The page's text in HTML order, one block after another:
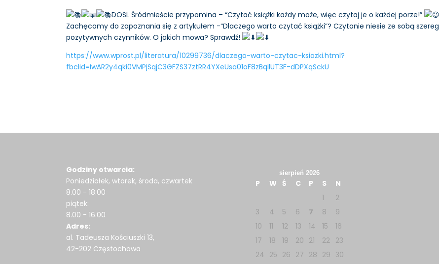
DOSL Śródmieście przypomina – “Czytać książki każdy może, więc czytaj je o każdej porze!”
Zachęcamy do zapoznania się z artykułem -“Dlaczego warto czytać książki”? Czytanie niesie ze sobą szereg
pozytywnych czynników. O jakich mowa? Sprawdź!
https://www.wprost.pl/literatura/10299736/dlaczego-warto-czytac-ksiazki.html?
fbclid=IwAR2y4qki0VMPjSqjC3GFZS37ztRR4YXeUsa01oF8zBqIlUT3F-dDPXqSckU
Godziny otwarcia:
Poniedziałek, wtorek, środa, czwartek
8.00 - 18.00
piątek:
8.00 - 16.00
Adres:
al. Tadeusza Kościuszki 13,
42-202 Częstochowa
sierpień 2026
P W Ś C P S
N
1
2
3
4 5 6 7 8
9
10
11 12 13 14 15
16
17
18 19 20 21 22
23
24 25 26 27 28 29 30